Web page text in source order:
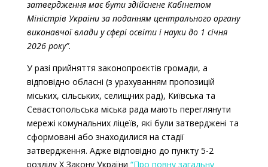
затвердження має бути здійснене Кабінетом
Міністрів України за поданням центрального органу
виконавчої влади у сфері освіти і науки до 1 січня
2026 року”.
У разі прийняття законопроєктів громади, а
відповідно обласні (з урахуванням пропозицій
міських, сільських, селищних рад), Київська та
Севастопольська міська рада мають переглянути
мережі комунальних ліцеїв, які були затверджені та
сформовані або знаходилися на стадії
затвердження. Адже відповідно до пункту 5-2
розділу X Закону України “Про повну загальну